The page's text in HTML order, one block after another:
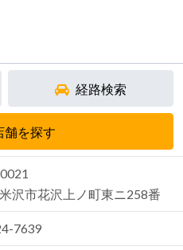
経路検索
舗を探す
沢市花沢上ノ町東ニ258番
7639